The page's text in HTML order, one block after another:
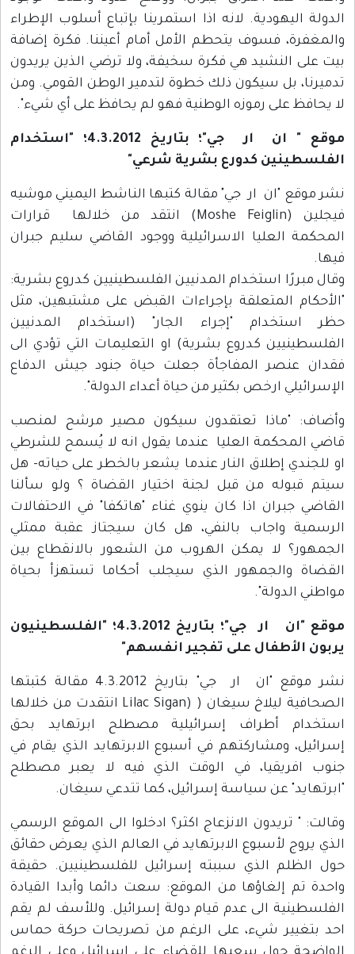
الدولة اليهودية. لانه اذا استمرينا بإتباع أسلوب الإطراء
والمغفرة، فسوف يتحطم الأمل أمام أعيننا. فكرة إضافة
بيت على النشيد هي فكرة سخيفة، ولا ترضي الذين يريدون
تدميرنا، بل سيكون ذلك خطوة لتدمير الوطن القومي. ومن
لا يحافظ على رموزه الوطنية فهو لم يحافظ على أي شيء".
موقع " ان ار جي"؛ بتاريخ 4.3.2012؛ "استخدام
الفلسطينين كدورع بشرية شرعي"
نشر موقع "ان ار جي" مقالة كتبها الناشط اليميني موشيه
فيجلين (Moshe Feiglin) انتقد من خلالها قرارات
المحكمة العليا الاسرائيلية ووجود القاضي سليم جبران
فيها.
وقال مبررًا استخدام المدنيين الفلسطينيين كدروع بشرية:
"الأحكام المتعلقة بإجراءات القبض على مشتبهين، مثل
حظر استخدام "إجراء الجار" (استخدام المدنيين
الفلسطينيين كدروع بشرية) او التعليمات التي تؤدي الى
فقدان عنصر المفاجأة جعلت حياة جنود جيش الدفاع
الإسرائيلي ارخص بكثير من حياة أعداء الدولة".
وأضاف: "ماذا تعتقدون سيكون مصير مرشح لمنصب
قاضي المحكمة العليا عندما يقول انه لا يُسمح للشرطي
او للجندي إطلاق النار عندما يشعر بالخطر على حياته- هل
سيتم قبوله من قبل لجنة اختيار القضاة ؟ ولو سألنا
القاضي جبران اذا كان ينوي غناء "هاتكفا" في الاحتفالات
الرسمية واجاب بالنفي، هل كان سيجتاز عقبة ممثلي
الجمهور؟ لا يمكن الهروب من الشعور بالانقطاع بين
القضاة والجمهور الذي سيجلب أحكاما تستهزأ بحياة
مواطني الدولة".
موقع "ان ار جي"؛ بتاريخ 4.3.2012؛ "الفلسطينيون
يربون الأطفال على تفجير انفسهم"
نشر موقع "ان ار جي" بتاريخ 4.3.2012 مقالة كتبتها
الصحافية ليلاخ سيغان ( (Lilac Sigan انتقدت من خلالها
استخدام أطراف إسرائيلية مصطلح ابرتهايد بحق
إسرائيل، ومشاركتهم في أسبوع الابرتهايد الذي يقام في
جنوب افريقيا، في الوقت الذي فيه لا يعبر مصطلح
"ابرتهايد" عن سياسة إسرائيل، كما تتدعي سيغان.
وقالت: " تريدون الانزعاج اكثر؟ ادخلوا الى الموقع الرسمي
الذي يروج لأسبوع الابرتهايد في العالم الذي يعرض حقائق
حول الظلم الذي سببته إسرائيل للفلسطينيين. حقيقة
واحدة تم إلغاؤها من الموقع: سعت دائما وأبدا القيادة
الفلسطينية الى عدم قيام دولة إسرائيل. وللأسف لم يقم
احد بتغيير شيء، على الرغم من تصريحات حركة حماس